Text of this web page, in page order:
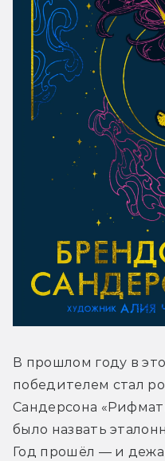
В прошлом году в
победителем стал
Сандерсона
было назвать
Год прошёл — и